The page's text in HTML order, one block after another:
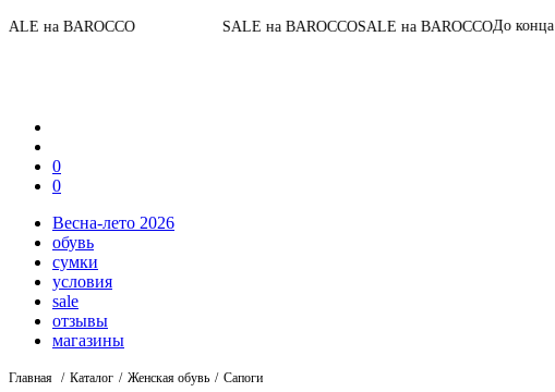
SALE на BAROCCOSALE на BAROCCOДо конца акции07:11
0
0
Весна-лето 2026
обувь
сумки
условия
sale
отзывы
магазины
Главная Каталог Женская обувь Сапоги